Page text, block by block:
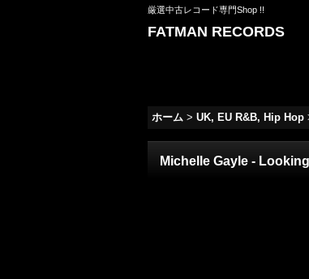
厳選中古レコード専門Shop !!
FATMAN RECORDS
ホーム > UK, EU R&B, Hip Hop
Michelle Gayle -